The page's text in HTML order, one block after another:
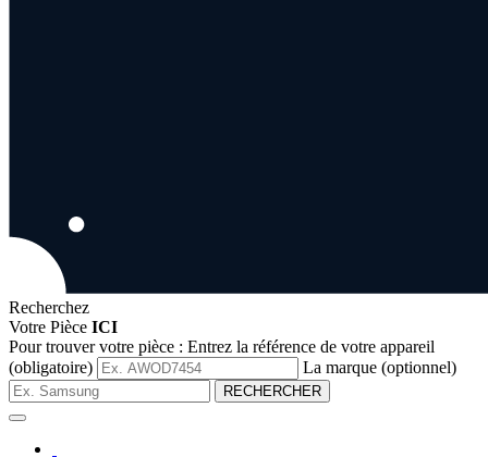
Recherchez
Votre Pièce ICI
Pour trouver votre pièce : Entrez la référence de votre appareil
(obligatoire)
La marque (optionnel)
RECHERCHER